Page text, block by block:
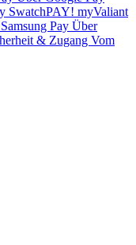
SwatchPAY! myValiant
Pay Über
& Zugang Vom